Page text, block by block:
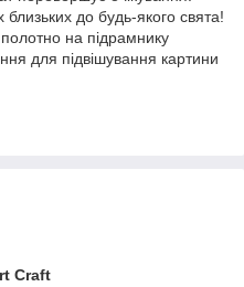
до будь-якого свята!
на підрамнику
для підвішування картини
Craft